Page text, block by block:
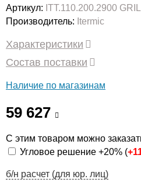
Артикул: ITT.110.200.2900
Производитель: Itermic
Характеристики
Состав поставки
Наличие по магазинам
59 627
С этим товаром можно
Угловое решение +20% (+
б/н расчет (для юр. лиц)